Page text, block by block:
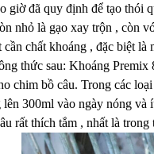
giờ đã quy định để tạo thói
nhỏ là gạo xay trộn , còn
chất khoáng , đặc biệt
thức sau: Khoáng
chim bồ câu. Trong các
300ml vào ngày nóng
rất thích tắm , nhất là